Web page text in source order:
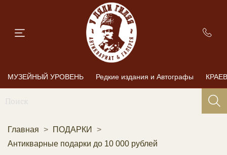
МУЗЕЙНЫЙ УРОВЕНЬ Редкие издания и Автографы
Главная
ПОДАРКИ
Антикварные подарки до 10 000 рублей